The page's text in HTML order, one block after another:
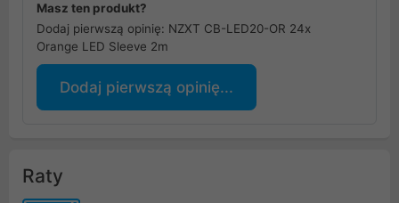
Masz ten produkt?
Dodaj pierwszą opinię: NZXT CB-LED20-OR 24x
Orange LED Sleeve 2m
Dodaj pierwszą opinię...
Raty